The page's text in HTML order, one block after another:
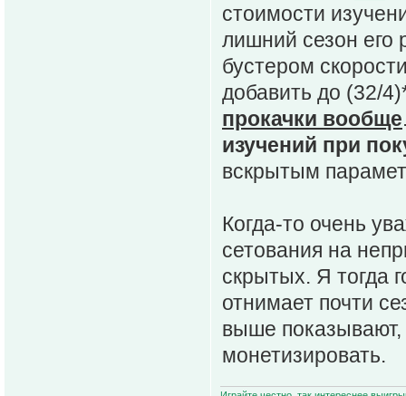
стоимости
лишний сезон его
бустером
добавить до (32/
прокачки вообще
изучений при
вскрытым
Когда-то очень
сетования на
скрытых. Я тогда
отнимает почти
выше показывают,
монетизировать.